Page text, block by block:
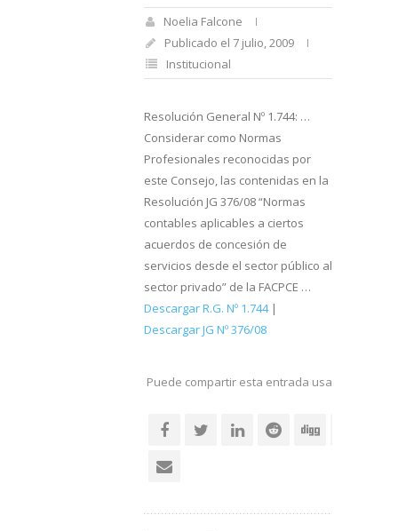
Noelia Falcone
Publicado el 7 julio, 2009
Institucional
Resolución General Nº 1.744: …
Considerar como Normas
Profesionales reconocidas por
este Consejo, las contenidas en la
Resolución JG 376/08 “Normas
contables aplicables a ciertos
acuerdos de concesión de
servicios desde el sector público al
sector privado” de la FACPCE …
Descargar R.G. Nº 1.744|
Descargar JG Nº 376/08
Puede compartir esta entrada usando sus